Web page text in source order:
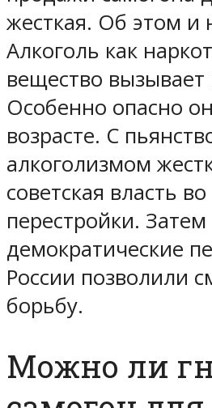
жесткая. Об этом и
Алкоголь как
вещество
Особенно опасно
возрасте. С
алкоголизмом
советская власть
перестройки. Затем
демократические
России позволили
борьбу.
Можно ли